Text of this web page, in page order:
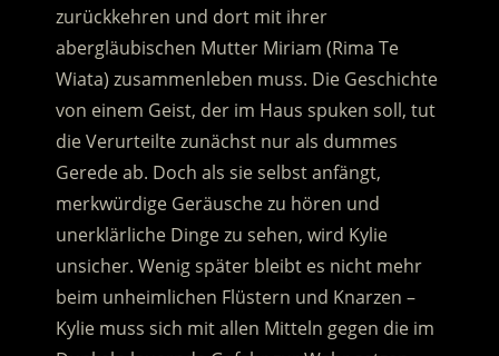
zurückkehren und dort mit ihrer
abergläubischen Mutter Miriam (Rima Te
Wiata) zusammenleben muss. Die Geschichte
von einem Geist, der im Haus spuken soll, tut
die Verurteilte zunächst nur als dummes
Gerede ab. Doch als sie selbst anfängt,
merkwürdige Geräusche zu hören und
unerklärliche Dinge zu sehen, wird Kylie
unsicher. Wenig später bleibt es nicht mehr
beim unheimlichen Flüstern und Knarzen –
Kylie muss sich mit allen Mitteln gegen die im